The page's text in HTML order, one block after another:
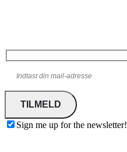
Sign me up for the newsletter!